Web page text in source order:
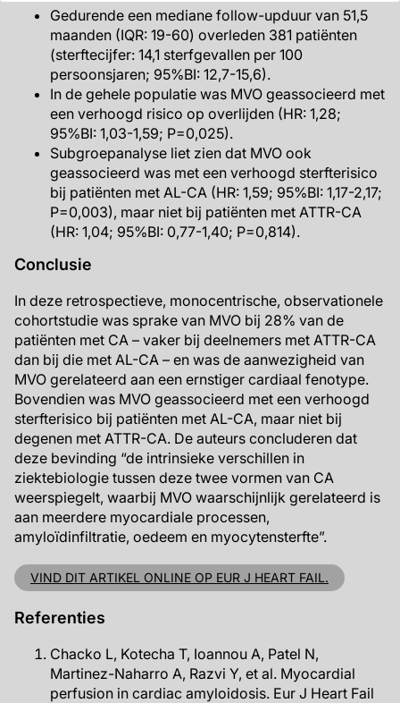
Gedurende een mediane follow-upduur van 51,5
maanden (IQR: 19-60) overleden 381 patiënten
(sterftecijfer: 14,1 sterfgevallen per 100
persoonsjaren; 95%BI: 12,7-15,6).
In de gehele populatie was MVO geassocieerd met
een verhoogd risico op overlijden (HR: 1,28;
95%BI: 1,03-1,59; P=0,025).
Subgroepanalyse liet zien dat MVO ook
geassocieerd was met een verhoogd sterfterisico
bij patiënten met AL-CA (HR: 1,59; 95%BI: 1,17-2,17;
P=0,003), maar niet bij patiënten met ATTR-CA
(HR: 1,04; 95%BI: 0,77-1,40; P=0,814).
Conclusie
In deze retrospectieve, monocentrische, observationele
cohortstudie was sprake van MVO bij 28% van de
patiënten met CA – vaker bij deelnemers met ATTR-CA
dan bij die met AL-CA – en was de aanwezigheid van
MVO gerelateerd aan een ernstiger cardiaal fenotype.
Bovendien was MVO geassocieerd met een verhoogd
sterfterisico bij patiënten met AL-CA, maar niet bij
degenen met ATTR-CA. De auteurs concluderen dat
deze bevinding “de intrinsieke verschillen in
ziektebiologie tussen deze twee vormen van CA
weerspiegelt, waarbij MVO waarschijnlijk gerelateerd is
aan meerdere myocardiale processen,
amyloïdinfiltratie, oedeem en myocytensterfte”.
VIND DIT ARTIKEL ONLINE OP EUR J HEART FAIL.
Referenties
Chacko L, Kotecha T, Ioannou A, Patel N,
Martinez-Naharro A, Razvi Y, et al. Myocardial
perfusion in cardiac amyloidosis. Eur J Heart Fail